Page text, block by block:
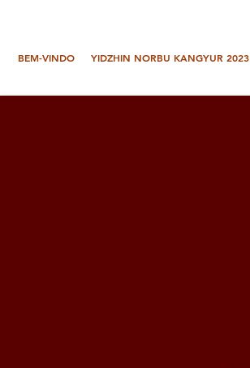
BEM-VINDO YIDZHIN NORBU KANGYUR 2023